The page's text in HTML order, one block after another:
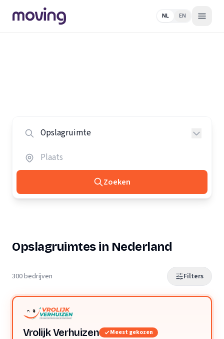
NL EN
Zoeken
Opslagruimtes in Nederland
300 bedrijven Filters
Vrolijk Verhuizen Meest gekozen